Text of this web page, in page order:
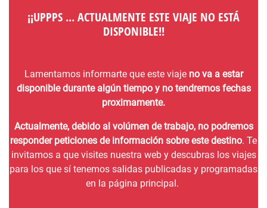
¡¡UPPPS ... ACTUALMENTE ESTE VIAJE NO ESTÁ
DISPONIBLE!!
Lamentamos informarte que este viaje no va a estar
disponible durante algún tiempo y no tendremos fechas
proximamente.
Actualmente, debido al volúmen de trabajo, no podremos
responder peticiones de información sobre este destino. Te
invitamos a que visites nuestra web y descubras los viajes
para los que sí tenemos salidas publicadas y programadas
en la página principal.